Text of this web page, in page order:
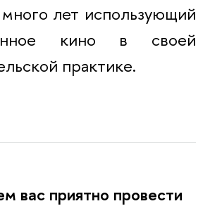
лет использующий
кино в своей
практике.
вас приятно провести